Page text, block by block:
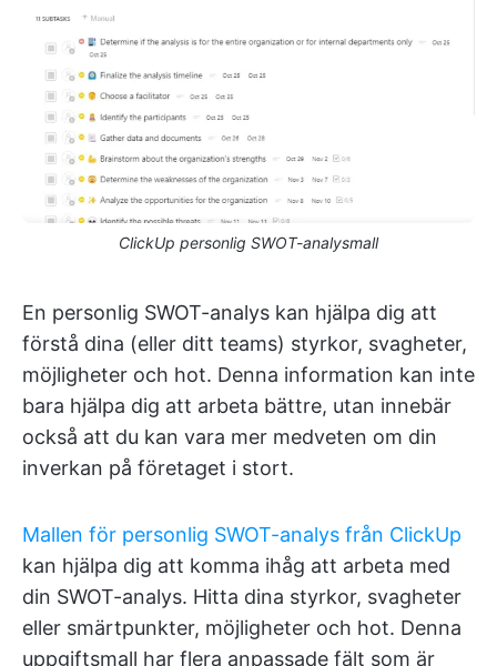
ClickUp personlig SWOT-analysmall
En personlig SWOT-analys kan hjälpa dig att
förstå dina (eller ditt teams) styrkor, svagheter,
möjligheter och hot. Denna information kan inte
bara hjälpa dig att arbeta bättre, utan innebär
också att du kan vara mer medveten om din
inverkan på företaget i stort.
Mallen för personlig SWOT-analys från ClickUp
kan hjälpa dig att komma ihåg att arbeta med
din SWOT-analys. Hitta dina styrkor, svagheter
eller smärtpunkter, möjligheter och hot. Denna
uppgiftsmall har flera anpassade fält som är